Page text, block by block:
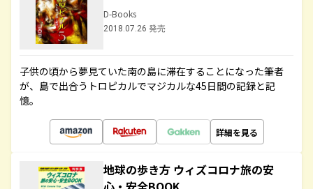
D-Books
2018.07.26 発売
子供の頃から夢見ていた南の島に滞在することになった筆者
が、島で出合うトロピカルでマジカルな45日間の記録と記
憶。
詳細を見る
地球の歩き方 ウィズコロナ旅の安